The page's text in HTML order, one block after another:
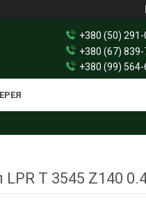
+380 (50)
+380 (67)
+380 (99)
T 3545 Z140